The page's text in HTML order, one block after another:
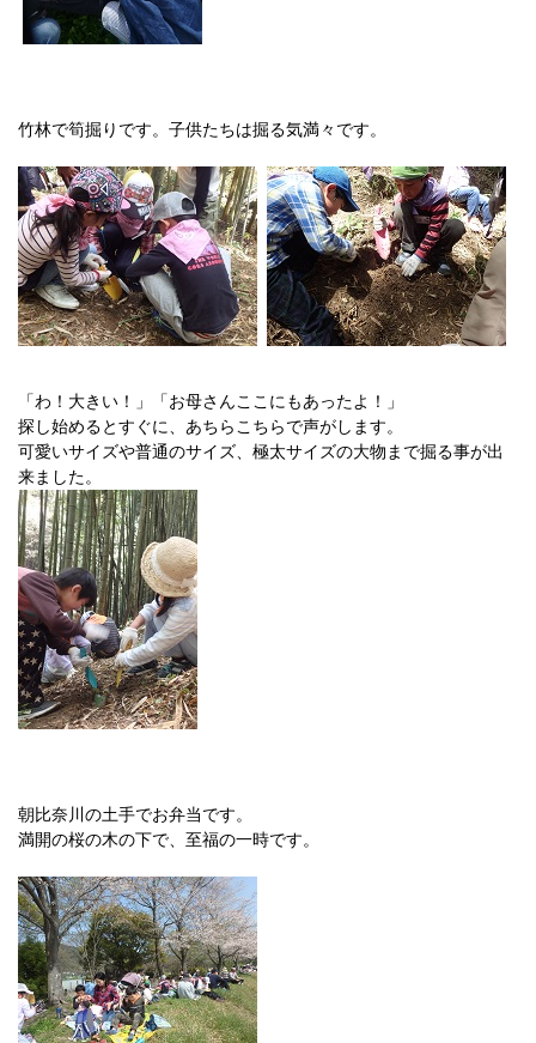
竹林で筍掘りです。子供たちは掘る気満々です。
「わ！大きい！」「お母さんここにもあったよ！」
探し始めるとすぐに、あちらこちらで声がします。
可愛いサイズや普通のサイズ、極太サイズの大物まで掘る事が出
来ました。
朝比奈川の土手でお弁当です。
満開の桜の木の下で、至福の一時です。